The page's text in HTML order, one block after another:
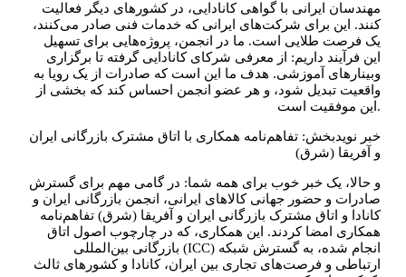
مهندسان ایرانی با گواهی کانادایی، در کشورهای دیگر فعالیت
کنند. این برای شرکت‌های ایرانی که خدمات فنی صادر می‌کنند،
یک فرصت طلایی است. ما در انجمن، پروژه‌هایی برای تسهیل
این فرآیند داریم: از معرفی شرکای کانادایی گرفته تا برگزاری
وبینارهای آموزشی. هدف ما این است که صادرات از یک رویا به
واقعیت تبدیل شود، و هر عضو انجمن احساس کند که بخشی از
این موفقیت است.
و آفریقا (شرق)
و حالا، یک خبر خوب برای همه شما: در گامی مهم برای گسترش
صادرات و حضور جهانی کالاهای ایرانی، انجمن بازرگانی ایران و
کانادا و اتاق مشترک بازرگانی ایران و آفریقا (شرق) تفاهم‌نامه
همکاری امضا کردند. این همکاری، که در چارچوب اصول اتاق
بازرگانی بین‌المللی (ICC) انجام شده، به گسترش شبکه
ارتباطی و فرصت‌های تجاری بین ایران، کانادا و کشورهای ثالث